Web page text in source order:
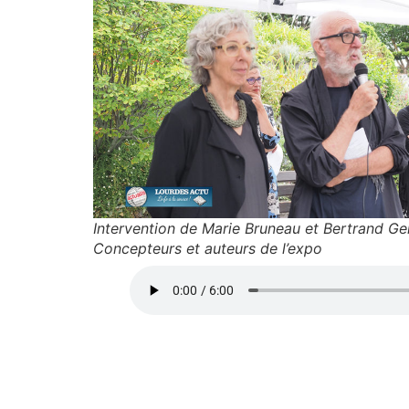
Intervention de Marie Bruneau et Bertrand
Concepteurs et auteurs de l’expo